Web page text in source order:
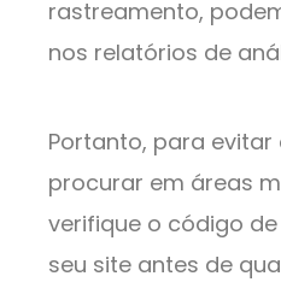
rastreamento,
nos relatórios de
Portanto, para
procurar em áreas
verifique o código
seu site antes de